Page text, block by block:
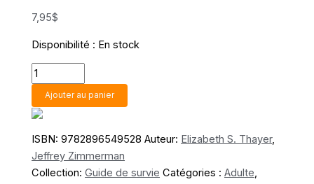
7,95$
Disponibilité : En stock
quantité
de
Conflits
coparentaux
après
une
séparation
Ajouter au panier
ISBN:9782896549528 Auteur: Elizabeth S. Thayer,
Jeffrey Zimmerman
Collection:Guide de survie Catégories :Adulte,